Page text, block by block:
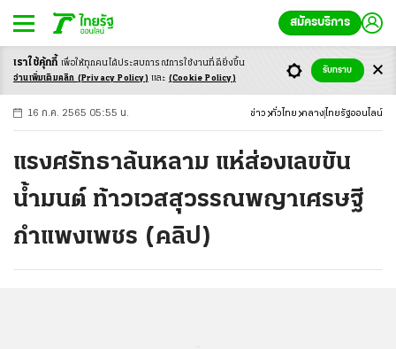
สมัครบริการ
-ก ก ก+
16 ก.ค. 2565 05:55 น. ข่าว ทั่วไทย กลาง ไทยรัฐออนไลน์
แรงศรัทธาล้นหลาม แห่ส่องเลขขัน
น้ำมนต์ ท้าวเวสสุวรรณพญาเศรษฐี
กำแพงเพชร (คลิป)
เราใช้คุ้กกี้ เพื่อให้ทุกคนได้ประสบการณ์การใช้งานที่ดียิ่งขึ้น
อ่านเพิ่มเติมคลิก (Privacy Policy) และ (Cookie Policy)
รับทราบ